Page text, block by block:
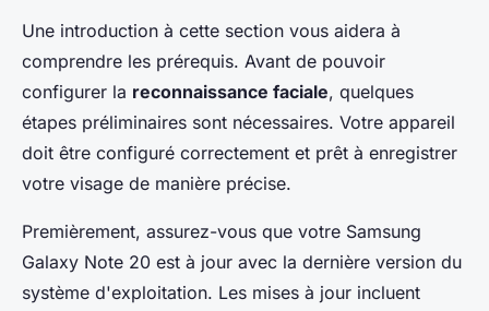
Une introduction à cette section vous aidera à
comprendre les prérequis. Avant de pouvoir
configurer la reconnaissance faciale, quelques
étapes préliminaires sont nécessaires. Votre appareil
doit être configuré correctement et prêt à enregistrer
votre visage de manière précise.
Premièrement, assurez-vous que votre Samsung
Galaxy Note 20 est à jour avec la dernière version du
système d'exploitation. Les mises à jour incluent